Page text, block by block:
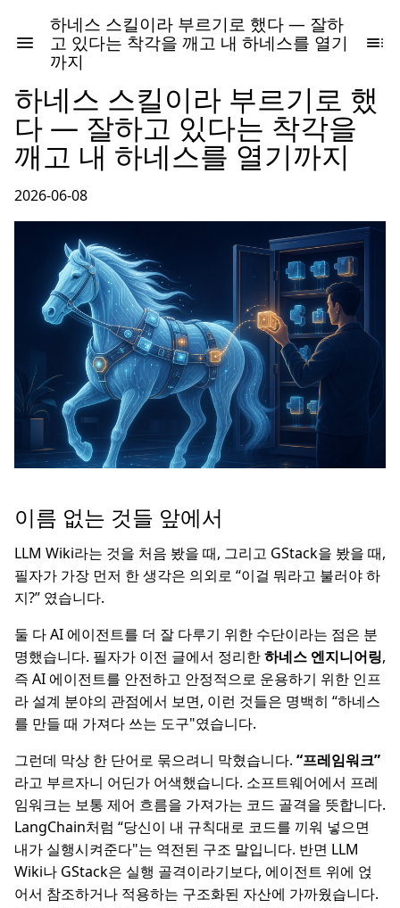
하네스 스킬이라 부르기로 했다 — 잘하
고 있다는 착각을 깨고 내 하네스를 열기
까지
하네스 스킬이라 부르기로 했
다 — 잘하고 있다는 착각을
깨고 내 하네스를 열기까지
2026-06-08
이름 없는 것들 앞에서
LLM Wiki라는 것을 처음 봤을 때, 그리고 GStack을 봤을 때,
필자가 가장 먼저 한 생각은 의외로 “이걸 뭐라고 불러야 하
지?” 였습니다.
둘 다 AI 에이전트를 더 잘 다루기 위한 수단이라는 점은 분
명했습니다. 필자가 이전 글에서 정리한하네스 엔지니어링,
즉 AI 에이전트를 안전하고 안정적으로 운용하기 위한 인프
라 설계 분야의 관점에서 보면, 이런 것들은 명백히 “하네스
를 만들 때 가져다 쓰는 도구"였습니다.
그런데 막상 한 단어로 묶으려니 막혔습니다. “프레임워크”
라고 부르자니 어딘가 어색했습니다. 소프트웨어에서 프레
임워크는 보통 제어 흐름을 가져가는 코드 골격을 뜻합니다.
LangChain처럼 “당신이 내 규칙대로 코드를 끼워 넣으면
내가 실행시켜준다"는 역전된 구조 말입니다. 반면 LLM
Wiki나 GStack은 실행 골격이라기보다, 에이전트 위에 얹
어서 참조하거나 적용하는 구조화된 자산에 가까웠습니다.